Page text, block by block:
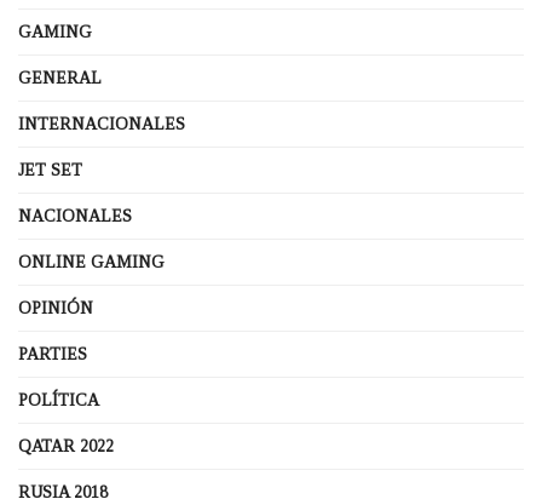
GAMING
GENERAL
INTERNACIONALES
JET SET
NACIONALES
ONLINE GAMING
OPINIÓN
PARTIES
POLÍTICA
QATAR 2022
RUSIA 2018